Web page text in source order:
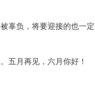
辜负，将要迎接的也一定
五月再见，六月你好！